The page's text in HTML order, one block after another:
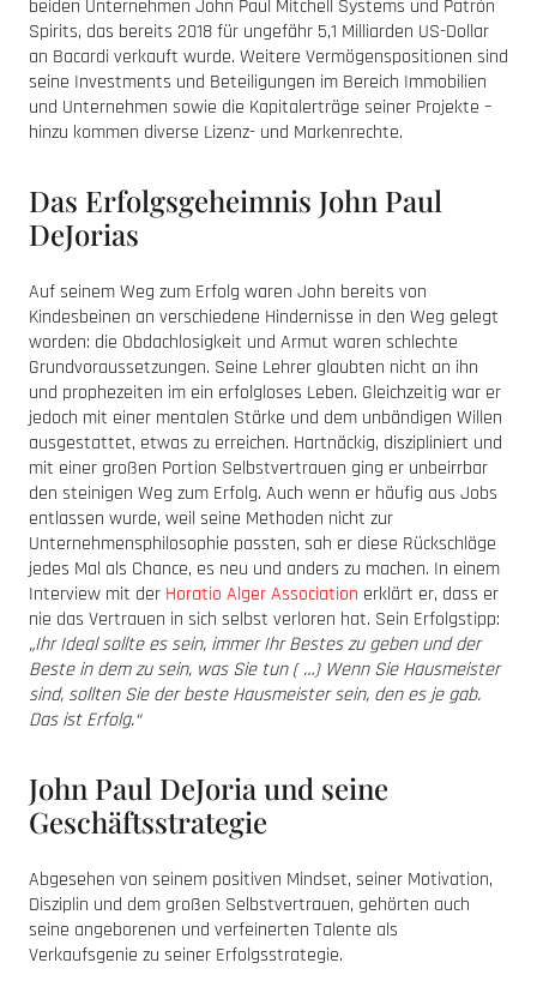
beiden Unternehmen John Paul Mitchell Systems und Patrón
Spirits, das bereits 2018 für ungefähr 5,1 Milliarden US-Dollar
an Bacardi verkauft wurde. Weitere Vermögenspositionen sind
seine Investments und Beteiligungen im Bereich Immobilien
und Unternehmen sowie die Kapitalerträge seiner Projekte –
hinzu kommen diverse Lizenz- und Markenrechte.
Das Erfolgsgeheimnis John Paul
DeJorias
Auf seinem Weg zum Erfolg waren John bereits von
Kindesbeinen an verschiedene Hindernisse in den Weg gelegt
worden: die Obdachlosigkeit und Armut waren schlechte
Grundvoraussetzungen. Seine Lehrer glaubten nicht an ihn
und prophezeiten im ein erfolgloses Leben. Gleichzeitig war er
jedoch mit einer mentalen Stärke und dem unbändigen Willen
ausgestattet, etwas zu erreichen. Hartnäckig, diszipliniert und
mit einer großen Portion Selbstvertrauen ging er unbeirrbar
den steinigen Weg zum Erfolg. Auch wenn er häufig aus Jobs
entlassen wurde, weil seine Methoden nicht zur
Unternehmensphilosophie passten, sah er diese Rückschläge
jedes Mal als Chance, es neu und anders zu machen. In einem
Interview mit der Horatio Alger Association erklärt er, dass er
nie das Vertrauen in sich selbst verloren hat. Sein Erfolgstipp:
„Ihr Ideal sollte es sein, immer Ihr Bestes zu geben und der
Beste in dem zu sein, was Sie tun ( …) Wenn Sie Hausmeister
sind, sollten Sie der beste Hausmeister sein, den es je gab.
Das ist Erfolg.“
John Paul DeJoria und seine
Geschäftsstrategie
Abgesehen von seinem positiven Mindset, seiner Motivation,
Disziplin und dem großen Selbstvertrauen, gehörten auch
seine angeborenen und verfeinerten Talente als
Verkaufsgenie zu seiner Erfolgsstrategie.